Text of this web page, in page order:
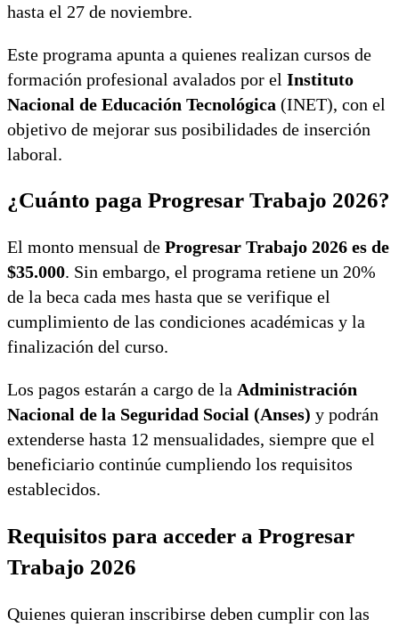
hasta el 27 de noviembre.
Este programa apunta a quienes realizan cursos de
formación profesional avalados por el Instituto
Nacional de Educación Tecnológica (INET), con el
objetivo de mejorar sus posibilidades de inserción
laboral.
¿Cuánto paga Progresar Trabajo 2026?
El monto mensual de Progresar Trabajo 2026 es de
$35.000. Sin embargo, el programa retiene un 20%
de la beca cada mes hasta que se verifique el
cumplimiento de las condiciones académicas y la
finalización del curso.
Los pagos estarán a cargo de la Administración
Nacional de la Seguridad Social (Anses) y podrán
extenderse hasta 12 mensualidades, siempre que el
beneficiario continúe cumpliendo los requisitos
establecidos.
Requisitos para acceder a Progresar
Trabajo 2026
Quienes quieran inscribirse deben cumplir con las